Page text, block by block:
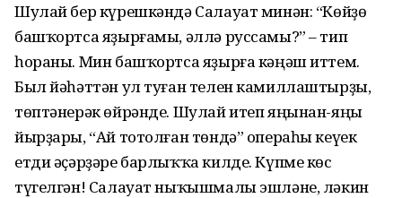
Шулай бер күрешкәндә Салауат минән: “Көйҙө
башҡортса яҙырғамы, әллә руссамы?” – тип
һораны. Мин башҡортса яҙырға кәңәш иттем.
Был йәһәттән ул туған телен камиллаштырҙы,
төптәнерәк өйрәнде. Шулай итеп яңынан-яңы
йырҙары, “Ай тотолған төндә” операһы кеүек
етди әҫәрҙәре барлыҡҡа килде. Күпме көс
түгелгән! Салауат ныҡышмалы эшләне, ләкин